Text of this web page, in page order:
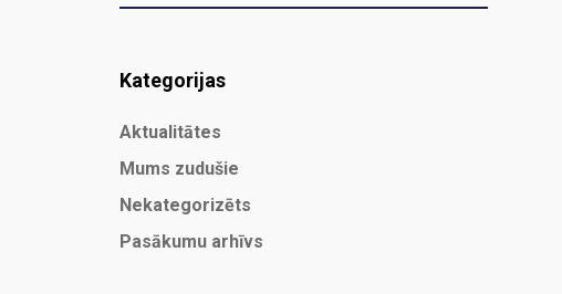
Kategorijas
Aktualitātes
Mums zudušie
Nekategorizēts
Pasākumu arhīvs